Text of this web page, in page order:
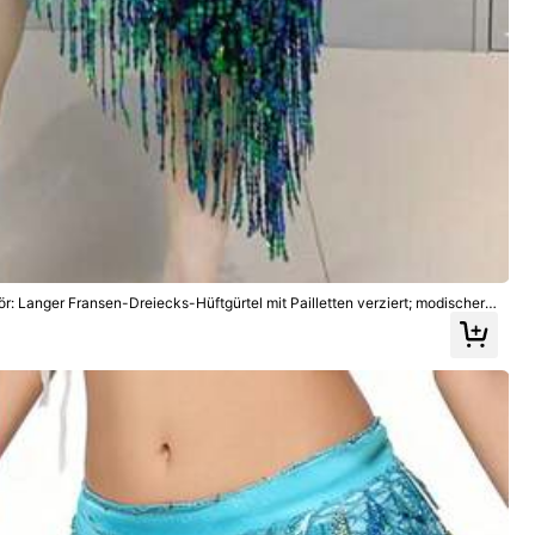
Kinder Kleidungs-Accessoires
Langer Fransen-Dreiecks-Hüftgürtel mit Pailletten verziert; modischer
für Tanzaufführungen.